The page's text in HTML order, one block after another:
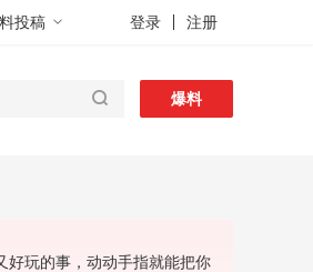
投稿 登录 注册
爆料
好玩的事，动动手指就能把你